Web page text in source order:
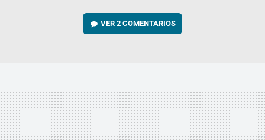
VER2 COMENTARIOS